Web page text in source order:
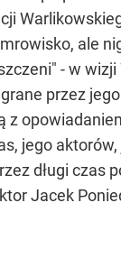
ale
- w
przez
z
jego
długi czas
Jacek